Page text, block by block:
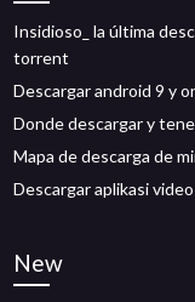
Insidioso_ la última
torrent
Descargar android 9 y
Donde descargar y
Mapa de descarga de
Descargar aplikasi
New